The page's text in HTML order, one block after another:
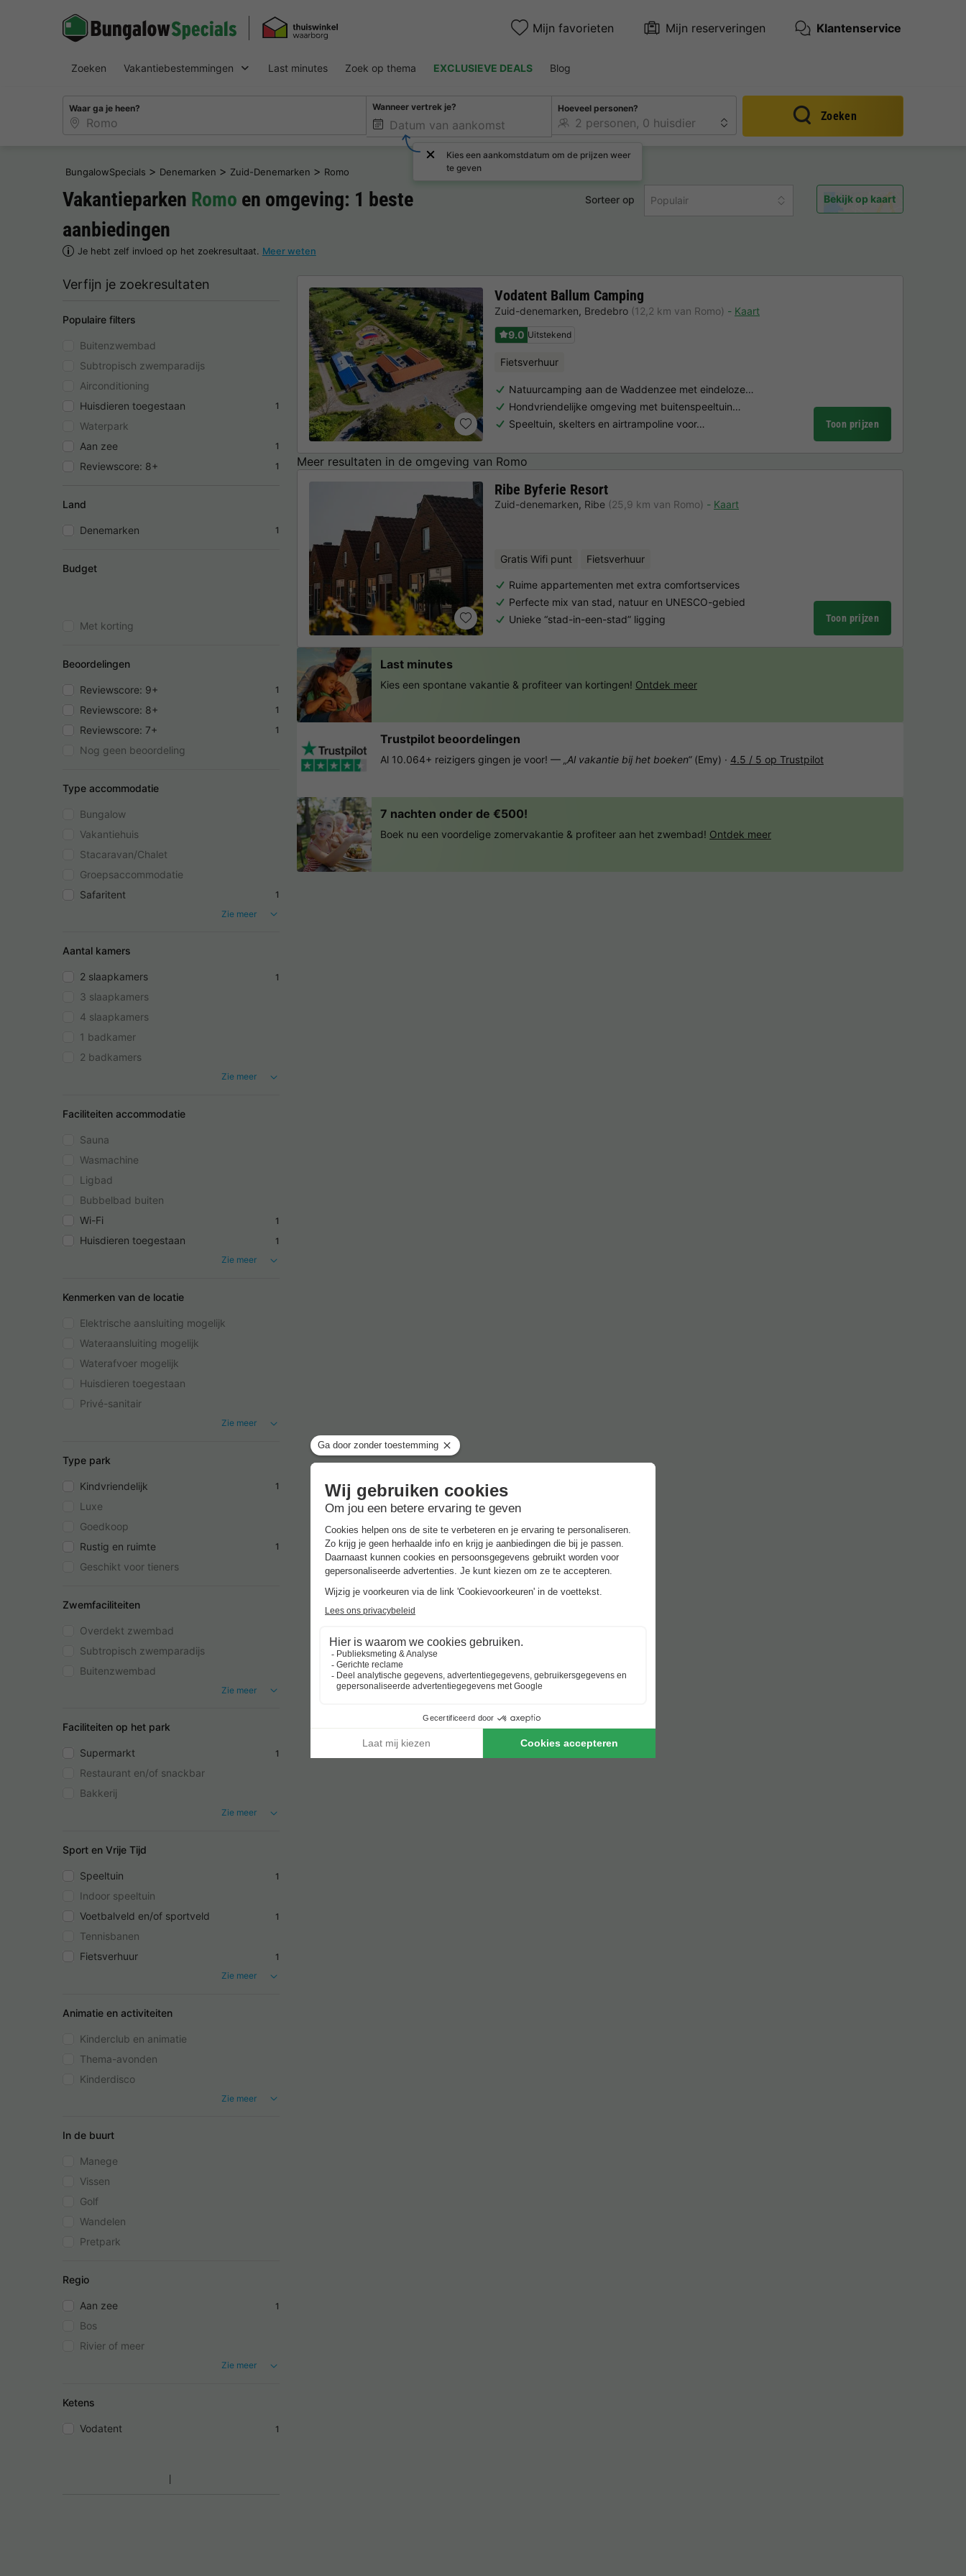
Mijn favorieten Mijn reserveringen Klantenservice
Zoeken Vakantiebestemmingen Last minutes Zoek op thema EXCLUSIEVE DEALS Blog
Waar ga je heen? Wanneer vertrek je?
Kies een aankomstdatum om de prijzen weer
te geven
Hoeveel personen?
Zoeken
BungalowSpecials > Denemarken > Zuid-Denemarken > Romo
Vakantieparken Romo en omgeving: 1 beste
aanbiedingen
Je hebt zelf invloed op het zoekresultaat. Meer weten
Sorteer op Populair Bekijk op kaart
Verfijn je zoekresultaten
Populaire filters
Buitenzwembad
Subtropisch zwemparadijs
Airconditioning
Huisdieren toegestaan
1
Waterpark
Aan zee
1
Reviewscore: 8+ 1
Land
Denemarken 1
Budget
Met korting
Beoordelingen
Reviewscore: 9+ 1
Reviewscore: 8+ 1
Reviewscore: 7+ 1
Nog geen beoordeling
Type accommodatie
Bungalow
Vakantiehuis
Stacaravan/Chalet
Groepsaccommodatie
Safaritent
1
Zie meer
Aantal kamers
2 slaapkamers 1
3 slaapkamers
4 slaapkamers
1 badkamer
2 badkamers
Zie meer
Faciliteiten accommodatie
Sauna
Wasmachine
Ligbad
Bubbelbad buiten
Wi-Fi
1
Huisdieren toegestaan
1
Zie meer
Kenmerken van de locatie
Elektrische aansluiting mogelijk
Wateraansluiting mogelijk
Waterafvoer mogelijk
Huisdieren toegestaan
Privé-sanitair
Zie meer
Type park
Kindvriendelijk 1
Luxe
Goedkoop
Rustig en ruimte
1
Geschikt voor tieners
Zwemfaciliteiten
Overdekt zwembad
Subtropisch zwemparadijs
Buitenzwembad
Zie meer
Faciliteiten op het park
Supermarkt 1
Restaurant en/of snackbar
Bakkerij
Zie meer
Sport en Vrije Tijd
Speeltuin 1
Indoor speeltuin
Voetbalveld en/of sportveld
1
Tennisbanen
Fietsverhuur
1
Zie meer
Animatie en activiteiten
Kinderclub en animatie
Thema-avonden
Kinderdisco
Zie meer
In de buurt
Manege
Vissen
Golf
Wandelen
Pretpark
Regio
Aan zee 1
Bos
Rivier of meer
Zie meer
Ketens
Vodatent 1
Vodatent Ballum Camping
Zuid-denemarken, Bredebro (12,2 km van Romo)
Kaart
9.0 Uitstekend
Fietsverhuur
Natuurcamping aan de Waddenzee met eindeloze…
Hondvriendelijke omgeving met buitenspeeltuin…
Speeltuin, skelters en airtrampoline voor…
Toon prijzen
Meer resultaten in de omgeving van Romo
Ribe Byferie Resort
Zuid-denemarken, Ribe (25,9 km van Romo) Kaart
Gratis Wifi punt Fietsverhuur
Ruime appartementen met extra comfortservices
Perfecte mix van stad, natuur en UNESCO-gebied
Unieke “stad-in-een-stad” ligging
Toon prijzen
Last minutes
Kies een spontane vakantie & profiteer van kortingen! Ontdek meer
Trustpilot beoordelingen
Al 10.064+ reizigers gingen je voor! — „Al vakantie bij het boeken“(Emy) · 4.5 / 5 op Trustpilot
7 nachten onder de €500!
Boek nu een voordelige zomervakantie & profiteer aan het zwembad! Ontdek meer